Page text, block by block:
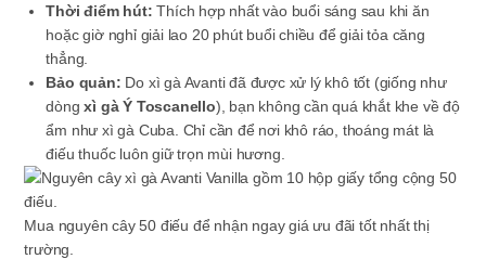
Thời điểm hút: Thích hợp nhất vào buổi sáng sau khi ăn
hoặc giờ nghỉ giải lao 20 phút buổi chiều để giải tỏa căng
thẳng.
Bảo quản: Do xì gà Avanti đã được xử lý khô tốt (giống như
dòngxì gà Ý Toscanello), bạn không cần quá khắt khe về độ
ẩm như xì gà Cuba. Chỉ cần để nơi khô ráo, thoáng mát là
điếu thuốc luôn giữ trọn mùi hương.
Mua nguyên cây 50 điếu để nhận ngay giá ưu đãi tốt nhất thị
trường.